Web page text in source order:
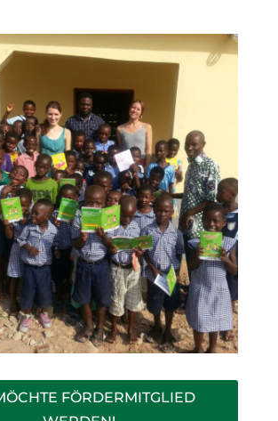
FÖRDERMITGLIED